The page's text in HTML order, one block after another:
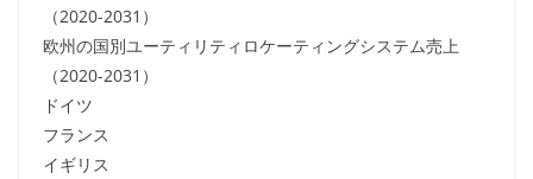
（2020-2031）
欧州の国別ユーティリティロケーティングシステム売上
（2020-2031）
ドイツ
フランス
イギリス